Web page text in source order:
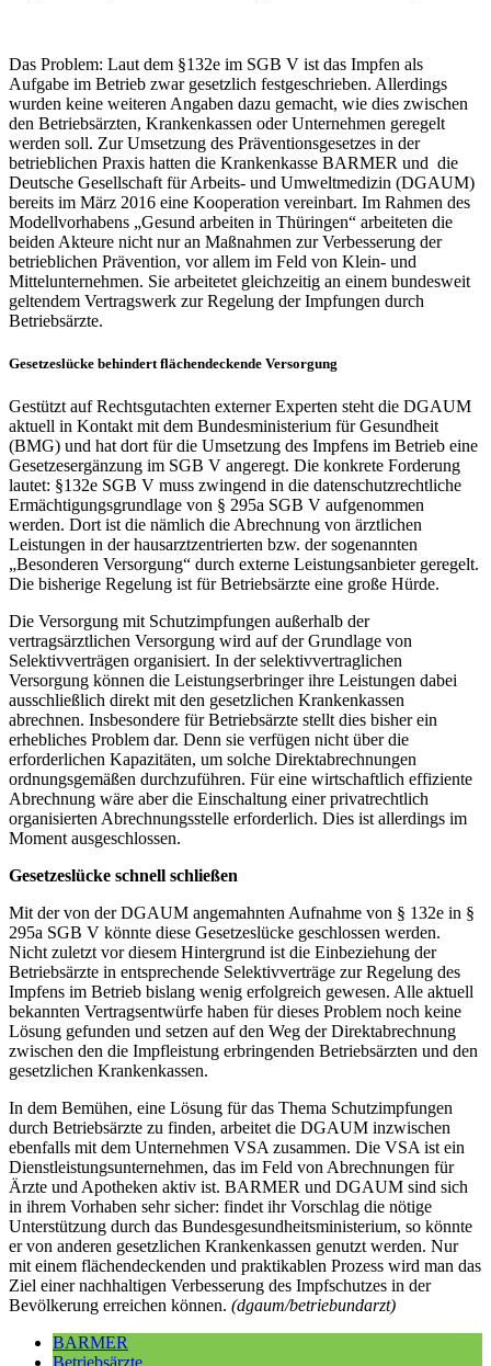
Das Problem: Laut dem §132e im SGB V ist das Impfen als
Aufgabe im Betrieb zwar gesetzlich festgeschrieben. Allerdings
wurden keine weiteren Angaben dazu gemacht, wie dies zwischen
den Betriebsärzten, Krankenkassen oder Unternehmen geregelt
werden soll. Zur Umsetzung des Präventionsgesetzes in der
betrieblichen Praxis hatten die Krankenkasse BARMER und die
Deutsche Gesellschaft für Arbeits- und Umweltmedizin (DGAUM)
bereits im März 2016 eine Kooperation vereinbart. Im Rahmen des
Modellvorhabens „Gesund arbeiten in Thüringen“ arbeiteten die
beiden Akteure nicht nur an Maßnahmen zur Verbesserung der
betrieblichen Prävention, vor allem im Feld von Klein- und
Mittelunternehmen. Sie arbeitetet gleichzeitig an einem bundesweit
geltendem Vertragswerk zur Regelung der Impfungen durch
Betriebsärzte.
Gesetzeslücke behindert flächendeckende Versorgung
Gestützt auf Rechtsgutachten externer Experten steht die DGAUM
aktuell in Kontakt mit dem Bundesministerium für Gesundheit
(BMG) und hat dort für die Umsetzung des Impfens im Betrieb eine
Gesetzesergänzung im SGB V angeregt. Die konkrete Forderung
lautet: §132e SGB V muss zwingend in die datenschutzrechtliche
Ermächtigungsgrundlage von § 295a SGB V aufgenommen
werden. Dort ist die nämlich die Abrechnung von ärztlichen
Leistungen in der hausarztzentrierten bzw. der sogenannten
„Besonderen Versorgung“ durch externe Leistungsanbieter geregelt.
Die bisherige Regelung ist für Betriebsärzte eine große Hürde.
Die Versorgung mit Schutzimpfungen außerhalb der
vertragsärztlichen Versorgung wird auf der Grundlage von
Selektivverträgen organisiert. In der selektivvertraglichen
Versorgung können die Leistungserbringer ihre Leistungen dabei
ausschließlich direkt mit den gesetzlichen Krankenkassen
abrechnen. Insbesondere für Betriebsärzte stellt dies bisher ein
erhebliches Problem dar. Denn sie verfügen nicht über die
erforderlichen Kapazitäten, um solche Direktabrechnungen
ordnungsgemäßen durchzuführen. Für eine wirtschaftlich effiziente
Abrechnung wäre aber die Einschaltung einer privatrechtlich
organisierten Abrechnungsstelle erforderlich. Dies ist allerdings im
Moment ausgeschlossen.
Gesetzeslücke schnell schließen
Mit der von der DGAUM angemahnten Aufnahme von § 132e in §
295a SGB V könnte diese Gesetzeslücke geschlossen werden.
Nicht zuletzt vor diesem Hintergrund ist die Einbeziehung der
Betriebsärzte in entsprechende Selektivverträge zur Regelung des
Impfens im Betrieb bislang wenig erfolgreich gewesen. Alle aktuell
bekannten Vertragsentwürfe haben für dieses Problem noch keine
Lösung gefunden und setzen auf den Weg der Direktabrechnung
zwischen den die Impfleistung erbringenden Betriebsärzten und den
gesetzlichen Krankenkassen.
In dem Bemühen, eine Lösung für das Thema Schutzimpfungen
durch Betriebsärzte zu finden, arbeitet die DGAUM inzwischen
ebenfalls mit dem Unternehmen VSA zusammen. Die VSA ist ein
Dienstleistungsunternehmen, das im Feld von Abrechnungen für
Ärzte und Apotheken aktiv ist. BARMER und DGAUM sind sich
in ihrem Vorhaben sehr sicher: findet ihr Vorschlag die nötige
Unterstützung durch das Bundesgesundheitsministerium, so könnte
er von anderen gesetzlichen Krankenkassen genutzt werden. Nur
mit einem flächendeckenden und praktikablen Prozess wird man das
Ziel einer nachhaltigen Verbesserung des Impfschutzes in der
Bevölkerung erreichen können. (dgaum/betriebundarzt)
BARMER